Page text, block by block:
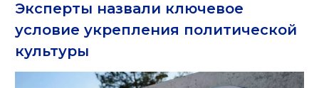
Эксперты назвали ключевое
условие укрепления политической
культуры